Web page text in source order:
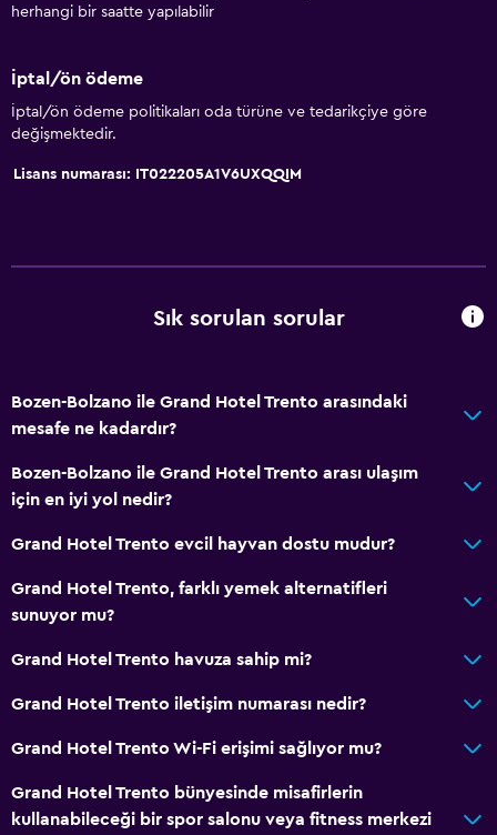
herhangi bir saatte yapılabilir
İptal/ön ödeme
İptal/ön ödeme politikaları oda türüne ve tedarikçiye göre
değişmektedir.
Lisans numarası: IT022205A1V6UXQQIM
Sık sorulan sorular
Bozen-Bolzano ile Grand Hotel Trento arasındaki
mesafe ne kadardır?
Bozen-Bolzano ile Grand Hotel Trento arası ulaşım
için en iyi yol nedir?
Grand Hotel Trento evcil hayvan dostu mudur?
Grand Hotel Trento, farklı yemek alternatifleri
sunuyor mu?
Grand Hotel Trento havuza sahip mi?
Grand Hotel Trento iletişim numarası nedir?
Grand Hotel Trento Wi-Fi erişimi sağlıyor mu?
Grand Hotel Trento bünyesinde misafirlerin
kullanabileceği bir spor salonu veya fitness merkezi